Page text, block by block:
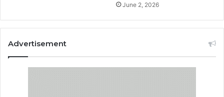
June 2, 2026
Advertisement